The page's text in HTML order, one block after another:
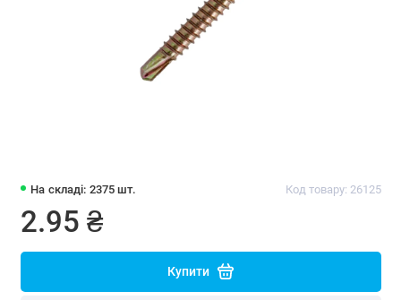
На складі: 2375 шт. Код товару: 26125
2.95 ₴
Купити